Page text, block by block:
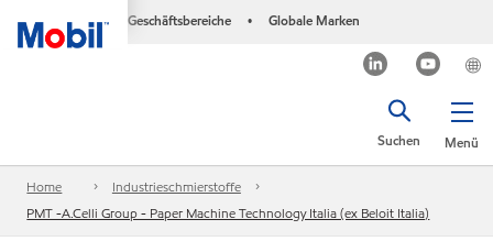
Geschäftsbereiche • Globale Marken
Menü
Suchen
Home
Industrieschmierstoffe
PMT -A.Celli Group - Paper Machine Technology Italia (ex Beloit Italia)